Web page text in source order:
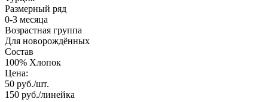
Размерный ряд
0-3 месяца
Возрастная группа
Для новорождённых
Состав
100% Хлопок
Цена:
50 руб./шт.
150 руб./линейка